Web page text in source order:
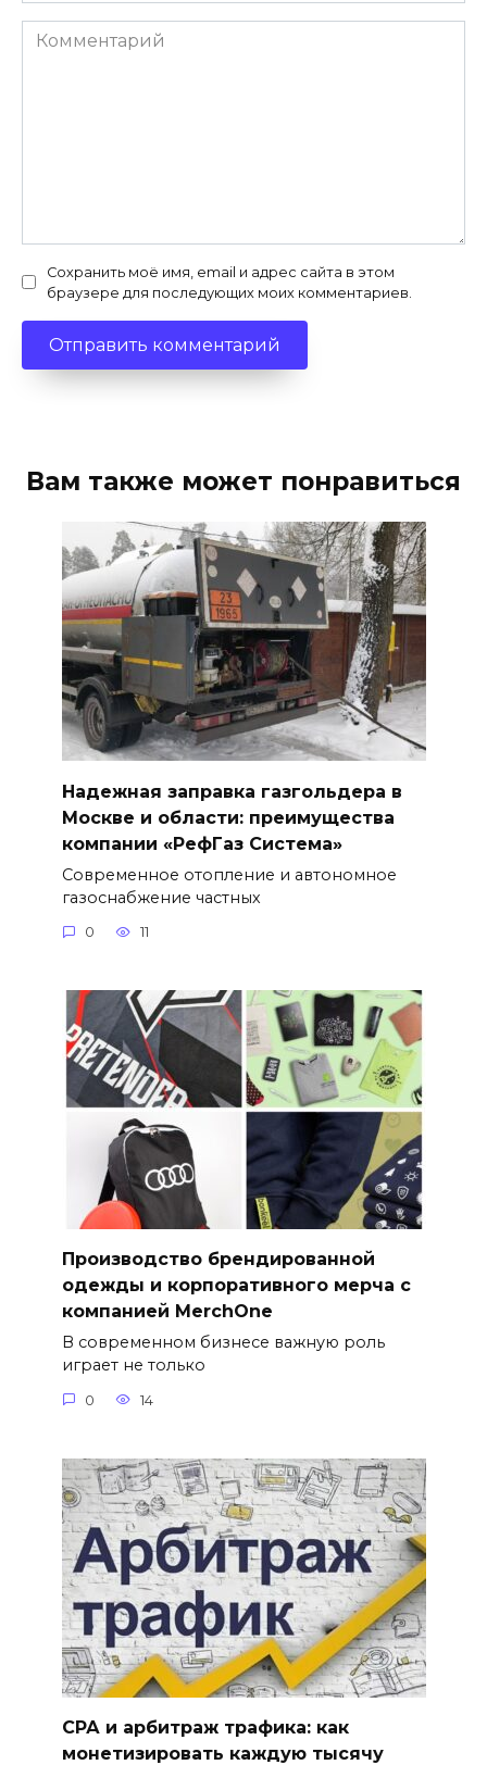
Комментарий
Сохранить моё имя, email и адрес сайта в этом
браузере для последующих моих комментариев.
Вам также может понравиться
Надежная заправка газгольдера в
Москве и области: преимущества
компании «РефГаз Система»
Современное отопление и автономное
газоснабжение частных
0 11
Производство брендированной
одежды и корпоративного мерча с
компанией MerchOne
В современном бизнесе важную роль
играет не только
0 14
СРА и арбитраж трафика: как
монетизировать каждую тысячу